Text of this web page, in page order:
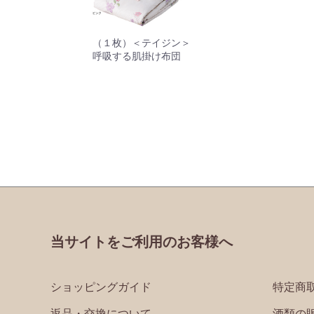
（１枚）＜テイジン＞
呼吸する肌掛け布団
当サイトをご利用のお客様へ
ショッピングガイド
特定商